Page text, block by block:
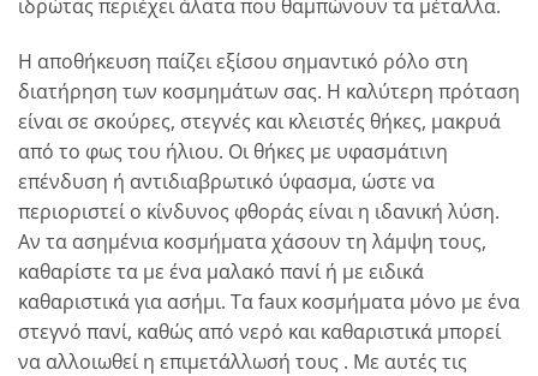
ιδρώτας περιέχει άλατα που θαμπώνουν τα μέταλλα.
Η αποθήκευση παίζει εξίσου σημαντικό ρόλο στη
διατήρηση των κοσμημάτων σας. Η καλύτερη πρόταση
είναι σε σκούρες, στεγνές και κλειστές θήκες, μακρυά
από το φως του ήλιου. Οι θήκες με υφασμάτινη
επένδυση ή αντιδιαβρωτικό ύφασμα, ώστε να
περιοριστεί ο κίνδυνος φθοράς είναι η ιδανική λύση.
Αν τα ασημένια κοσμήματα χάσουν τη λάμψη τους,
καθαρίστε τα με ένα μαλακό πανί ή με ειδικά
καθαριστικά για ασήμι. Τα faux κοσμήματα μόνο με ένα
στεγνό πανί, καθώς από νερό και καθαριστικά μπορεί
να αλλοιωθεί η επιμετάλλωσή τους . Με αυτές τις